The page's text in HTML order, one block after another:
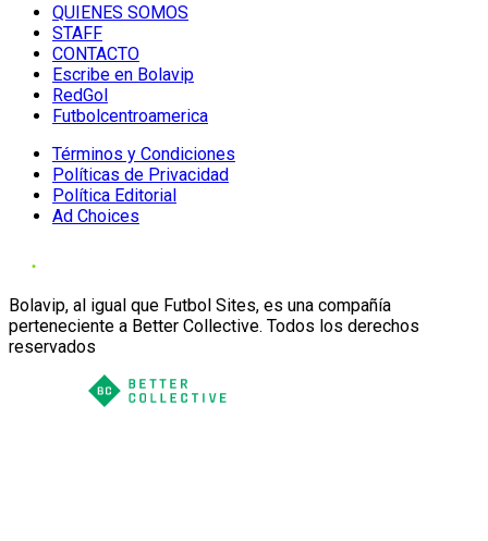
QUIENES SOMOS
STAFF
CONTACTO
Escribe en Bolavip
RedGol
Futbolcentroamerica
Términos y Condiciones
Políticas de Privacidad
Política Editorial
Ad Choices
Bolavip, al igual que Futbol Sites, es una compañía
perteneciente a Better Collective. Todos los derechos
reservados